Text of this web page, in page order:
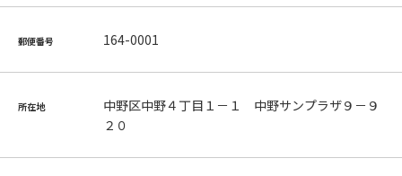
郵便番号 164-0001
所在地
中野区中野４丁目１－１ 中野サンプラザ９－９
２０